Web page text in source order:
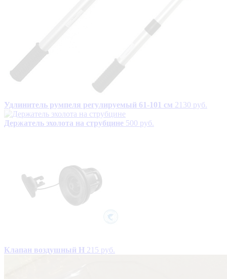
Удлинитель румпеля регулируемый 61-101 см 2130 руб.
Держатель эхолота на струбцине 500 руб.
Клапан воздушный Н 215 руб.